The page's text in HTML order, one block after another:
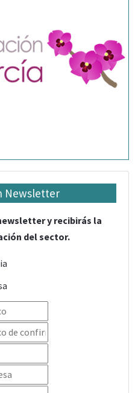
Newsletter
y recibirás la
del sector.